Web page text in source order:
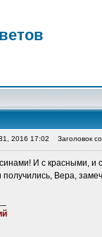
2016 17:02 Заголовок
И с красными,
получились, Вера,